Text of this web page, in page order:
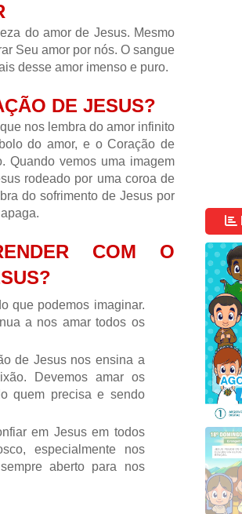
do amor de Jesus. Mesmo
Seu amor por nós. O sangue
desse amor imenso e puro.
DE JESUS?
nos lembra do amor infinito
do amor, e o Coração de
Quando vemos uma imagem
rodeado por uma coroa de
do sofrimento de Jesus por
COM O
que podemos imaginar.
a nos amar todos os
de Jesus nos ensina a
Devemos amar os
quem precisa e sendo
em Jesus em todos
especialmente nos
aberto para nos